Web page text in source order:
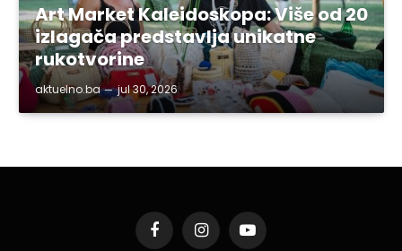
Art Market Kaleidoskopa: Više od 20
izlagača predstavlja unikatne
rukotvorine
aktuelno.ba jul 30, 2026
FacebookInstagramYouTube